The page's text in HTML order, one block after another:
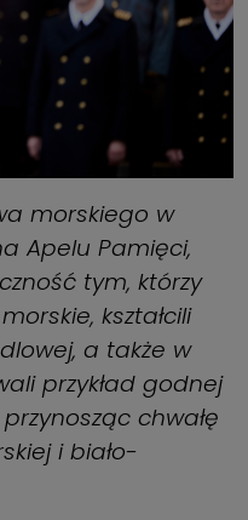
morskiego w
Apelu Pamięci,
tym, którzy
kształcili
a także w
przykład godnej
chwałę
i biało-